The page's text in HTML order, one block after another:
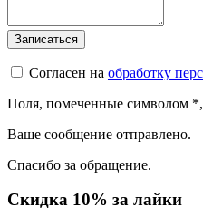
Согласен на обработку
Поля, помеченные символом *
Ваше сообщение отправлено.
Спасибо за обращение.
Скидка 10% за лайки